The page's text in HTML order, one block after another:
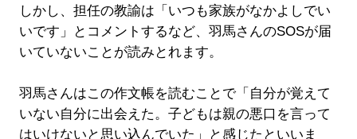
しかし、担任の教諭は「いつも家族がなかよしでい
いです」とコメントするなど、羽馬さんのSOSが届
いていないことが読みとれます。
羽馬さんはこの作文帳を読むことで「自分が覚えて
いない自分に出会えた。子どもは親の悪口を言って
はいけないと思い込んでいた」と感じたといいま